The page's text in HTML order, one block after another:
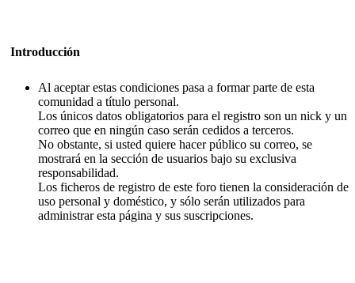
Introducción
Al aceptar estas condiciones pasa a formar parte de esta
comunidad a título personal.
Los únicos datos obligatorios para el registro son un nick y un
correo que en ningún caso serán cedidos a terceros.
No obstante, si usted quiere hacer público su correo, se
mostrará en la sección de usuarios bajo su exclusiva
responsabilidad.
Los ficheros de registro de este foro tienen la consideración de
uso personal y doméstico, y sólo serán utilizados para
administrar esta página y sus suscripciones.